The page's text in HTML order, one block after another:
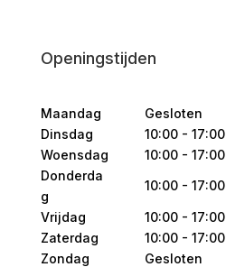
Openingstijden
Maandag
Gesloten
Dinsdag
10:00 - 17:00
Woensdag
10:00 - 17:00
Donderda
g
10:00 - 17:00
Vrijdag
10:00 - 17:00
Zaterdag
10:00 - 17:00
Zondag
Gesloten